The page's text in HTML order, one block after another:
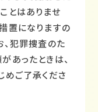
とはありませ
置になりますの
、犯罪捜査のた
あったときは、
めご了承くださ